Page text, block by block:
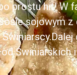
prostu hit! W
sojowym z
Świniarskich